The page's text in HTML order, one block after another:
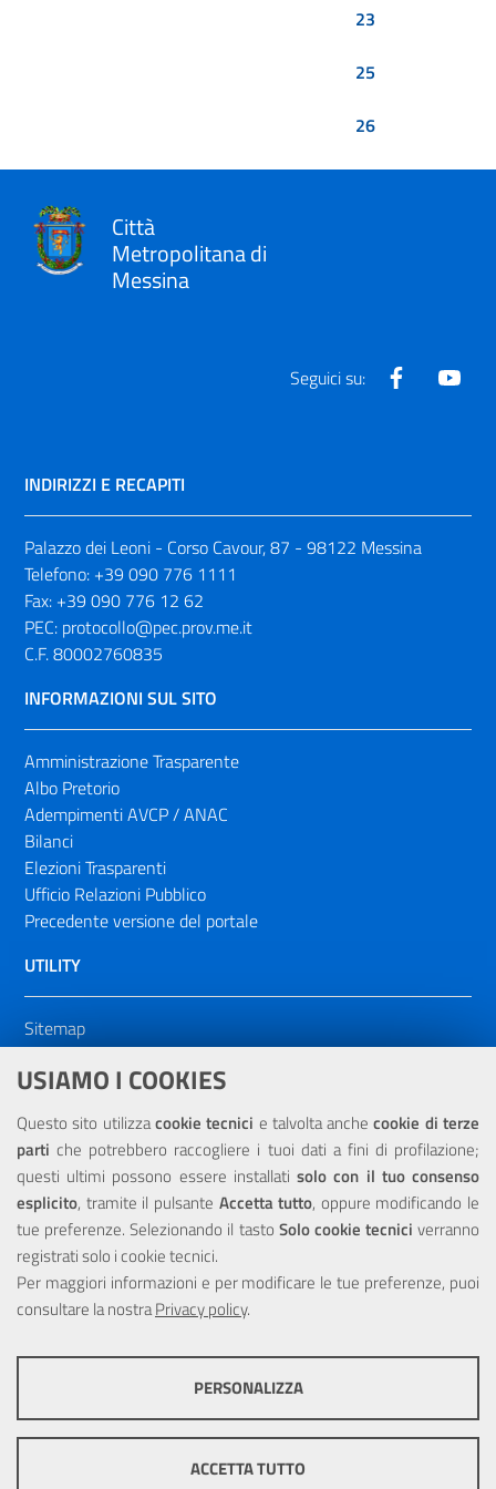
USIAMO I COOKIES
Questo sito utilizzacookie tecnici e talvolta anchecookie di terze
parti che potrebbero raccogliere i tuoi dati a fini di profilazione;
questi ultimi possono essere installatisolo con il tuo consenso
esplicito, tramite il pulsante Accetta tutto, oppure modificando le
tue preferenze. Selezionando il tasto Solo cookie tecnici verranno
registrati solo i cookie tecnici.
Per maggiori informazioni e per modificare le tue preferenze, puoi
consultare la nostraPrivacy policy.
ottimale per ogni utente. Essi non raccolgono i tuoi dati e le tue
PERSONALIZZA
ACCETTA TUTTO
23
25
26
Città
Metropolitana di
Messina
Seguici su: Facebook
INDIRIZZI E RECAPITI
Palazzo dei Leoni - Corso Cavour, 87 - 98122 Messina
Telefono: +39 090 776 1111
Fax: +39 090 776 12 62
PEC: protocollo@pec.prov.me.it
C.F. 80002760835
INFORMAZIONI SUL SITO
Amministrazione Trasparente
Albo Pretorio
Adempimenti AVCP / ANAC
Bilanci
Elezioni Trasparenti
Ufficio Relazioni Pubblico
Precedente versione del portale
UTILITY
Sitemap
Dichiarazione di accessibilità
NOTE LEGALI
Privacy
Portale realizzato con la partecipazione finanziaria dell'Unione
Europea tramite i fondi del POR Sicilia 2000/2006 Misura 6.05 -